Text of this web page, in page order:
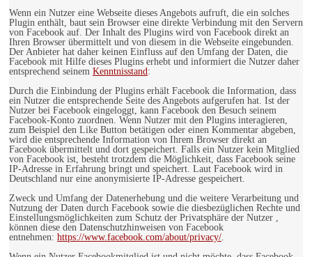
Wenn ein Nutzer eine Webseite dieses Angebots aufruft, die ein solches
Plugin enthält, baut sein Browser eine direkte Verbindung mit den Servern
von Facebook auf. Der Inhalt des Plugins wird von Facebook direkt an
Ihren Browser übermittelt und von diesem in die Webseite eingebunden.
Der Anbieter hat daher keinen Einfluss auf den Umfang der Daten, die
Facebook mit Hilfe dieses Plugins erhebt und informiert die Nutzer daher
entsprechend seinem Kenntnisstand:
Durch die Einbindung der Plugins erhält Facebook die Information, dass
ein Nutzer die entsprechende Seite des Angebots aufgerufen hat. Ist der
Nutzer bei Facebook eingeloggt, kann Facebook den Besuch seinem
Facebook-Konto zuordnen. Wenn Nutzer mit den Plugins interagieren,
zum Beispiel den Like Button betätigen oder einen Kommentar abgeben,
wird die entsprechende Information von Ihrem Browser direkt an
Facebook übermittelt und dort gespeichert. Falls ein Nutzer kein Mitglied
von Facebook ist, besteht trotzdem die Möglichkeit, dass Facebook seine
IP-Adresse in Erfahrung bringt und speichert. Laut Facebook wird in
Deutschland nur eine anonymisierte IP-Adresse gespeichert.
Zweck und Umfang der Datenerhebung und die weitere Verarbeitung und
Nutzung der Daten durch Facebook sowie die diesbezüglichen Rechte und
Einstellungsmöglichkeiten zum Schutz der Privatsphäre der Nutzer ,
können diese den Datenschutzhinweisen von Facebook
entnehmen: https://www.facebook.com/about/privacy/.